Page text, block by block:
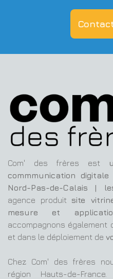
Com' des frères est
commmunication
Nord-Pas-de-Calais |
agence produit site
mesure et
accompagnons également
et dans le déploiement de
Chez Com' des frères
région Hauts-de-France.